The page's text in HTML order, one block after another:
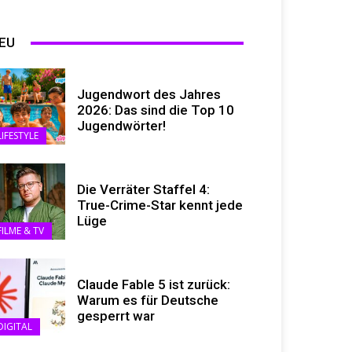
Jugendwort des Jahres
2026: Das sind die Top 10
Jugendwörter!
& TV
Die Verräter Staffel 4:
True-Crime-Star kennt jede
Lüge
Claude Fable 5 ist zurück:
Warum es für Deutsche
gesperrt war